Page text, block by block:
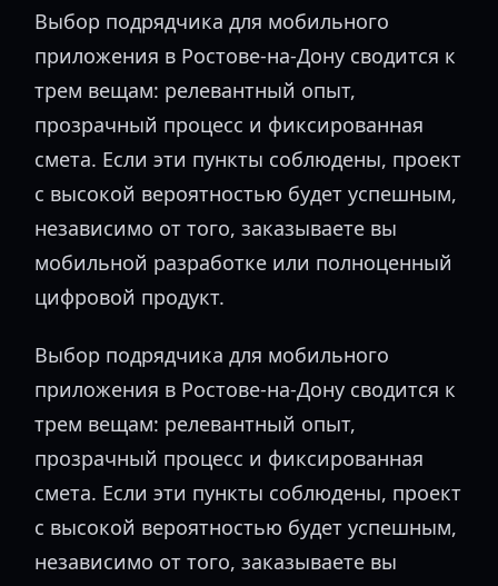
Выбор подрядчика для мобильного
приложения в Ростове-на-Дону сводится к
трем вещам: релевантный опыт,
прозрачный процесс и фиксированная
смета. Если эти пункты соблюдены, проект
с высокой вероятностью будет успешным,
независимо от того, заказываете вы
мобильной разработке или полноценный
цифровой продукт.
Выбор подрядчика для мобильного
приложения в Ростове-на-Дону сводится к
трем вещам: релевантный опыт,
прозрачный процесс и фиксированная
смета. Если эти пункты соблюдены, проект
с высокой вероятностью будет успешным,
независимо от того, заказываете вы